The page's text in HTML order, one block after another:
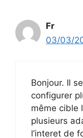
Fr
03/03/
Bonjour. Il
configurer
même cible
plusieurs
l’interet de